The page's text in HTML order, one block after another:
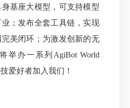
基座大模型，可支持模型
；发布全套工具链，实现
美闭环；为激发创新的无
举办一系列AgiBot World
爱好者加入我们！